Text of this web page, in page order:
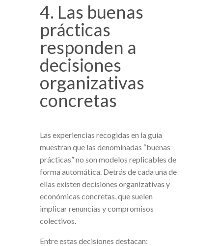
4. Las buenas
prácticas
responden a
decisiones
organizativas
concretas
Las experiencias recogidas en la guía
muestran que las denominadas “buenas
prácticas” no son modelos replicables de
forma automática. Detrás de cada una de
ellas existen decisiones organizativas y
económicas concretas, que suelen
implicar renuncias y compromisos
colectivos.
Entre estas decisiones destacan: